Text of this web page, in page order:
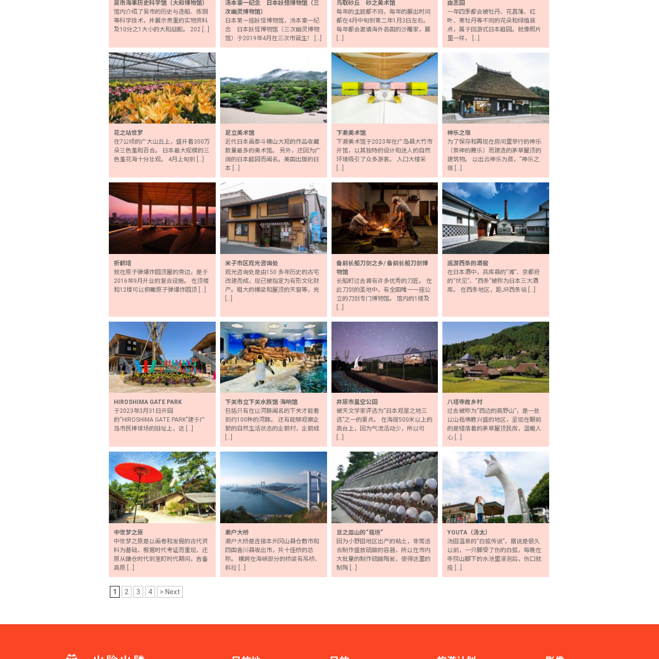
吴市海事历史科学馆（大和博物馆）
馆内介绍了吴市的历史与造船、炼钢
等科学技术，并展示贵重的实物资料
及10分之1大小的大和战舰。 202 […]
汤本豪一纪念 日本妖怪博物馆（三
次幽灵博物馆）
日本第一座妖怪博物馆，汤本豪一纪
念 日本妖怪博物馆（三次幽灵博物
馆）于2019年4月在三次市诞生！ […]
鸟取砂丘 砂之美术馆
每年的主题都不同，每年的展出时间
都在4月中旬到第二年1月3日左右。
每年都会邀请海外各国的沙雕家，展
由志园
一年四季都会被牡丹、花菖蒲、红
叶、寒牡丹等不同的花朵和绿植装
点，属于回游式日本庭园。就像照片
里一样， […]
花之站世罗
在7公顷的广大山丘上，盛开着300万
朵三色堇和百合。 日本最大规模的三
色堇花海十分壮观。 4月上旬到 […]
足立美术馆
近代日本画泰斗横山大观的作品收藏
数量最多的美术馆。 另外，还因为广
阔的日本庭园而闻名。美国出版的日
本 […]
下濑美术馆
下濑美术馆于2023年在广岛县大竹市
开馆，以其独特的设计和迷人的自然
环境吸引了众多游客。 入口大楼采
[…]
神乐之宿
为了保存和再现在房间里举行的神乐
（祭神的舞乐）而建造的茅草屋顶的
建筑物。 以出云神乐为首，“神乐之
宿 […]
折鹤塔
就在原子弹爆炸圆顶屋的旁边，是于
2016年9月开业的复合设施。 在顶楼
和12楼可以俯瞰原子弹爆炸圆顶 […]
米子市区观光咨询处
观光咨询处是由150 多年历史的古宅
改建而成，现已被指定为有形文化财
产。粗大的横梁和屋顶的天窗等，充
备前长船刀剑之乡/ 备前长船刀剑博
物馆
长船町过去曾有许多优秀的刀匠。 在
此刀剑的圣地中，有全国唯一一座公
立的刀剑专门博物馆。 馆内的1楼及
巡游西条的酒窖
在日本酒中，兵库县的“滩”、京都府
的“伏见”、“西条”被称为日本三大酒
库。 在西条地区，距JR西条站 […]
HIROSHIMA GATE PARK
于2023年3月31日开园
的“HIROSHIMA GATE PARK”建于广
岛市民棒球场的旧址上，这 […]
下关市立下关水族馆·海响馆
包括只有在以河豚闻名的下关才能看
到约100种的河豚。 还有能够观察企
鹅的自然生活状态的企鹅村，企鹅成
[…]
井原市星空公园
被天文学家评选为“日本观星之地三
选”之一的景点。 在海拔500米以上的
高台上，因为气流活动少，所以可
[…]
八塔寺故乡村
过去被称为“西边的高野山”，是一处
以山岳佛教兴盛的地区，呈现在眼前
的是错落着的茅草屋顶民房，温暖人
心 […]
中世梦之原
中世梦之原是以画卷和发掘的古代资
料为基础，根据时代考证而重现、还
原从鎌仓时代到室町时代期间，吉备
高原 […]
濑户大桥
濑户大桥是连接本州冈山县仓敷市和
四国香川县坂出市，共十座桥的总
称。 横跨在海峡部分的桥梁有吊桥、
斜拉 […]
旦之皿山的“瓶垣”
因为小野田地区出产的粘土，非常适
合制作盛放硫酸的容器，所以在市内
大批量的制作硫酸陶瓮，使得这里的
制陶 […]
YOUTA（汤太）
汤田温泉的“白狐传说”，据说是很久
以前，一只脚受了伤的白狐，每晚在
寺院山脚下的水池里浸泡后，伤口就
痊 […]
1 2 3 4 > Next